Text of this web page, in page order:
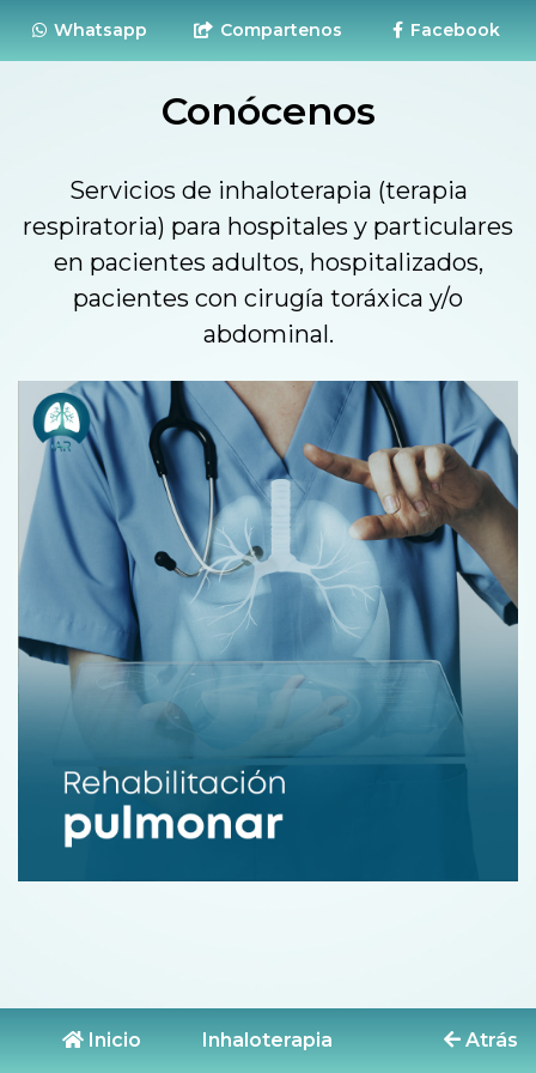
Whatsapp Compartenos Facebook
Conócenos
Servicios de inhaloterapia (terapia
respiratoria) para hospitales y particulares
en pacientes adultos, hospitalizados,
pacientes con cirugía toráxica y/o
abdominal.
Inicio Inhaloterapia Atrás